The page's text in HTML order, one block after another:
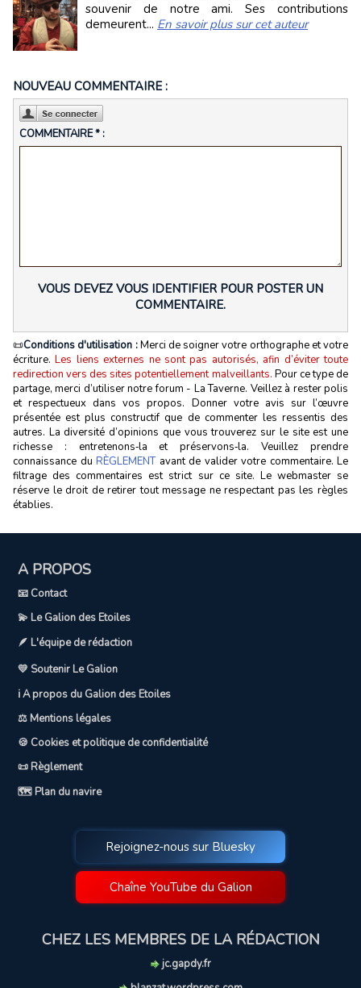
souvenir de notre ami. Ses contributions
demeurent... En savoir plus sur cet auteur
NOUVEAU COMMENTAIRE :
COMMENTAIRE * :
VOUS DEVEZ VOUS IDENTIFIER POUR POSTER UN
COMMENTAIRE.
📜Conditions d'utilisation :Merci de soigner votre orthographe et votre
écriture.Les liens externes ne sont pas autorisés, afin d’éviter toute
redirection vers des sites potentiellement malveillants. Pour ce type de
partage, merci d’utiliser notre forum - La Taverne. Veillez à rester polis
et respectueux dans vos propos. Donner votre avis sur l’œuvre
présentée est plus constructif que de commenter les ressentis des
autres. La diversité d’opinions que vous trouverez sur le site est une
richesse : entretenons‑la et préservons‑la. Veuillez prendre
connaissance du RÈGLEMENTavant de valider votre commentaire. Le
filtrage des commentaires est strict sur ce site. Le webmaster se
réserve le droit de retirer tout message ne respectant pas les règles
établies.
A PROPOS
📧 Contact
💫 Le Galion des Etoiles
🪶 L'équipe de rédaction
💛 Soutenir Le Galion
ℹ️ A propos du Galion des Etoiles
⚖️ Mentions légales
🍪 Cookies et politique de confidentialité
📜 Règlement
🗺️ Plan du navire
Rejoignez-nous sur Bluesky
Chaîne YouTube du Galion
CHEZ LES MEMBRES DE LA RÉDACTION
jc.gapdy.fr